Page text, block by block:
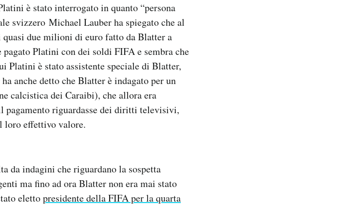
è stato interrogato in quanto “persona
svizzero Michael Lauber ha spiegato che al
quasi due milioni di euro fatto da Blatter a
Platini con dei soldi FIFA e sembra che
Platini è stato assistente speciale di Blatter,
anche detto che Blatter è indagato per un
calcistica dei Caraibi), che allora era
pagamento riguardasse dei diritti televisivi,
loro effettivo valore.
da indagini che riguardano la sospetta
ma fino ad ora Blatter non era mai stato
elettopresidente della FIFA per la quarta